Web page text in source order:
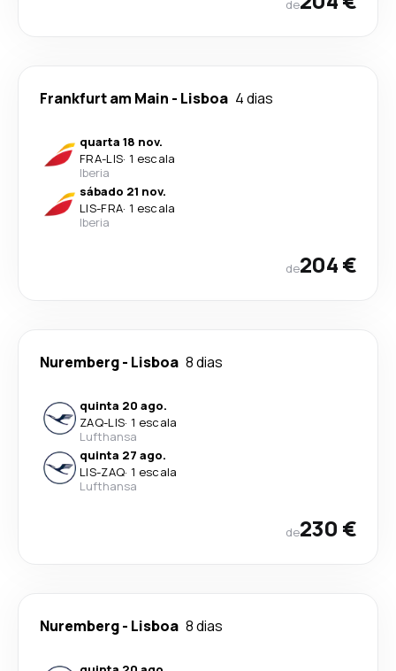
de
Frankfurt am Main - Lisboa 4 dias
quarta 18 nov.
FRA-LIS· 1 escala
Iberia
sábado 21 nov.
LIS-FRA· 1 escala
Iberia
de204 €
Nuremberg- Lisboa 8 dias
quinta 20 ago.
ZAQ-LIS· 1 escala
Lufthansa
quinta 27 ago.
LIS-ZAQ· 1 escala
Lufthansa
de230 €
Nuremberg- Lisboa 8 dias